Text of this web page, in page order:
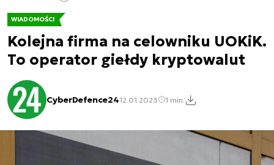
WIADOMOŚCI
Kolejna firma na celowniku UOKiK.
To operator giełdy kryptowalut
CyberDefence2412.01.2023 1 min.